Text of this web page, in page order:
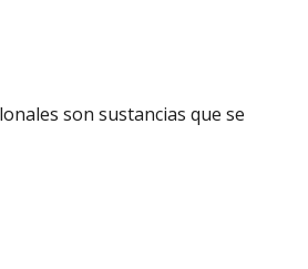
son sustancias que se